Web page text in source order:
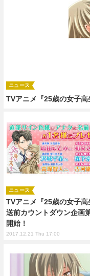
TVアニメ『25歳の女子高
ニュース
TVアニメ『25歳の女子高
送前カウントダウン企画
開始！
ニュース
2017.12.21 Thu 17:00